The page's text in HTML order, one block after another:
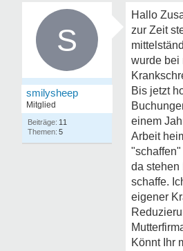
S
smilysheep
Mitglied
11
5
Hallo
zur Zeit
wurde bei
Bis jetzt
einem
Arbeit
da stehen
schaffe.
eigener
Könnt Ihr